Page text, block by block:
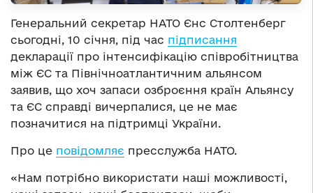
Генеральний секретар НАТО Єнс Столтенберг
сьогодні, 10 січня, під час підписання
декларації про інтенсифікацію співробітництва
між ЄС та Північноатлантичним альянсом
заявив, що хоч запаси озброєння країн Альянсу
та ЄС справді вичерпалися, це не має
позначитися на підтримці України.
Про це повідомляє пресслужба НАТО.
«Нам потрібно використати наші можливості,